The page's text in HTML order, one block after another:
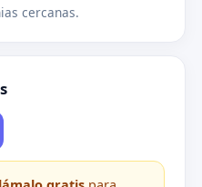
cercanas.